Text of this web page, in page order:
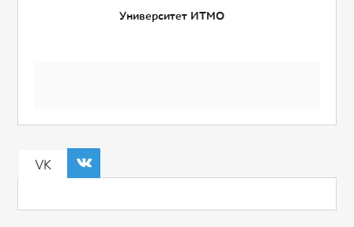
Университет ИТМО
VK